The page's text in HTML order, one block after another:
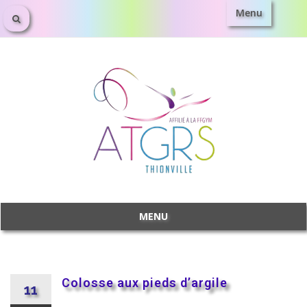
Menu
MENU
11 Colosse aux pieds d’argile